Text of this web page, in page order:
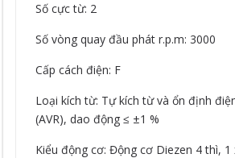
Số cực từ: 2
Số vòng quay đầu phát r.p.m: 3000
Cấp cách điện: F
Loại kích từ: Tự kích từ và ổn định
(AVR), dao động ≤ ±1 %
Kiểu động cơ: Động cơ Diezen 4 thì, 1